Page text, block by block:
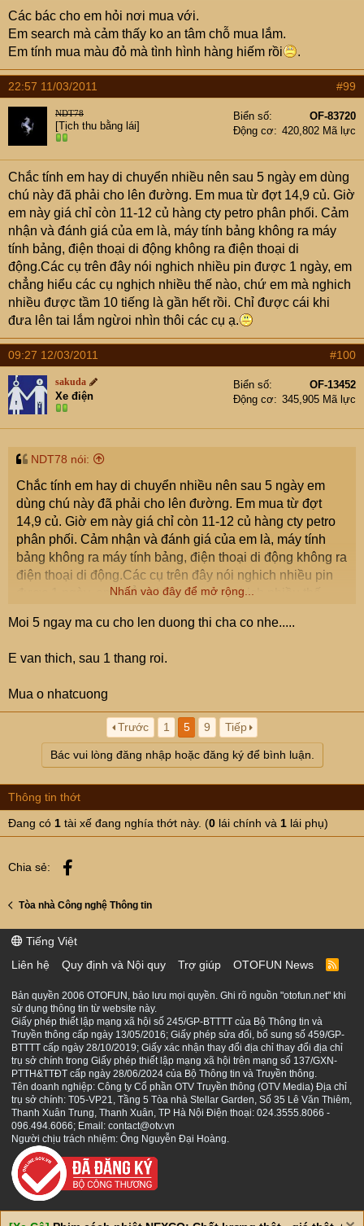
+web lướt tàm tạm, tốc độ xử lý bình thường (ko nhanh).
+Quay phim và chup ảnh xấu ko bằng HD2 (vì em đã
từng dùng HD2 rồi)
Đấy là vài kinh nghiệm khi dùng Dell Streak của em
Các bác cho em hỏi nơi mua với.
Em search mà cảm thấy ko an tâm chỗ mua lắm.
Em tính mua màu đỏ mà tình hình hàng hiếm rồi
.
22:57 11/03/2011 #99
NDT78
[Tịch thu bằng lái]
Biển số
OF-83720
Động cơ
420,802 Mã lực
Chắc tính em hay di chuyển nhiều nên sau 5 ngày em dùng
chú này đã phải cho lên đường. Em mua từ đợt 14,9 củ. Giờ
em này giá chỉ còn 11-12 củ hàng cty petro phân phối. Cảm
nhận và đánh giá của em là, máy tính bảng không ra máy
tính bảng, điện thoại di động không ra điện thoại di
động.Các cụ trên đây nói nghich nhiều pin được 1 ngày, em
chẳng hiểu các cụ nghịch nhiều thế nào, chứ em mà nghich
nhiều được tầm 10 tiếng là gần hết rồi. Chỉ được cái khi
đưa lên tai lắm ngừoi nhìn thôi các cụ ạ.
09:27 12/03/2011 #100
sakuda
Xe điện
Biển số
OF-13452
Động cơ
345,905 Mã lực
NDT78 nói:
Chắc tính em hay di chuyển nhiều nên sau 5 ngày em
dùng chú này đã phải cho lên đường. Em mua từ đợt
14,9 củ. Giờ em này giá chỉ còn 11-12 củ hàng cty petro
phân phối. Cảm nhận và đánh giá của em là, máy tính
bảng không ra máy tính bảng, điện thoại di động không ra
điện thoại di động.Các cụ trên đây nói nghich nhiều pin
được 1 ngày, em chẳng hiểu các cụ nghịch nhiều thế
hết rồi. Chỉ được cái khi đưa lên tai lắm ngừoi nhìn thôi
Nhấn vào đây để mở rộng...
Moi 5 ngay ma cu cho len duong thi cha co nhe.....
E van thich, sau 1 thang roi.
Mua o nhatcuong
Trước 1 5 9 Tiếp
Bác vui lòng đăng nhập hoặc đăng ký để bình luận.
Thông tin thớt
Đang có 1 tài xế đang nghía thớt này. (0 lái chính và 1 lái phụ)
Chia sẻ:
Tòa nhà Công nghệ Thông tin
Tiếng Việt
Liên hệ
Quy định và Nội quy Trợ giúp OTOFUN News
R
S
Bản quyền 2006 OTOFUN, bảo lưu mọi quyền. Ghi rõ nguồn "otofun.net" khi
sử dụng thông tin từ website này.
Giấy phép thiết lập mạng xã hội số 245/GP-BTTTT của Bộ Thông tin và
Truyền thông cấp ngày 13/05/2016; Giấy phép sửa đổi, bổ sung số 459/GP-
BTTTT cấp ngày 28/10/2019; Giấy xác nhận thay đổi địa chỉ thay đổi địa chỉ
trụ sở chính trong Giấy phép thiết lập mạng xã hội trên mạng số 137/GXN-
PTTH&TTĐT cấp ngày 28/06/2024 của Bộ Thông tin và Truyền thông.
Tên doanh nghiệp: Công ty Cổ phần OTV Truyền thông (OTV Media) Địa chỉ
trụ sở chính: T05-VP21, Tầng 5 Tòa nhà Stellar Garden, Số 35 Lê Văn Thiêm,
Thanh Xuân Trung, Thanh Xuân, TP Hà Nội Điện thoại: 024.3555.8066 -
096.494.6066; Email: contact@otv.vn
Người chịu trách nhiệm: Ông Nguyễn Đại Hoàng.